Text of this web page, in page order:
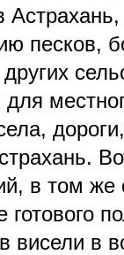
песков,
в том же
готового
висели в